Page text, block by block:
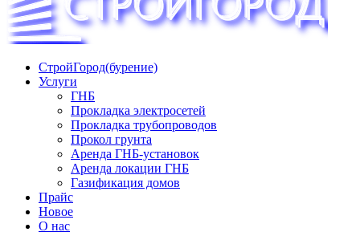
«СТРОЙГОРОД» ∿ Бурение ∿ ГНБ ∿ Прокладка
трудопроводов ∿ Газификация жилого сектора ✆
+74951573444
СтройГород(бурение)
Услуги
ГНБ
Прокладка электросетей
Прокладка трубопроводов
Прокол грунта
Аренда ГНБ-установок
Аренда локации ГНБ
Газификация домов
Прайс
Новое
О нас